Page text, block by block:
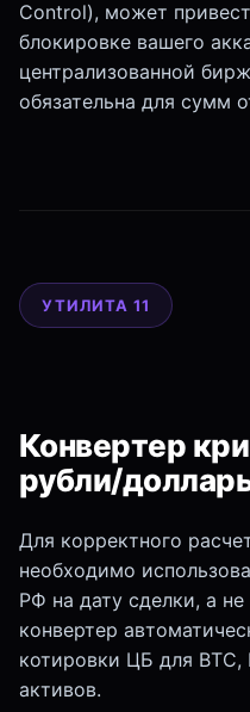
Control), может
блокировке вашего
централизованной
обязательна для сумм
УТИЛИТА 11
Конвертер
рубли/
Для корректного
необходимо
РФ на дату сделки, а
конвертер
котировки ЦБ для BTC,
активов.